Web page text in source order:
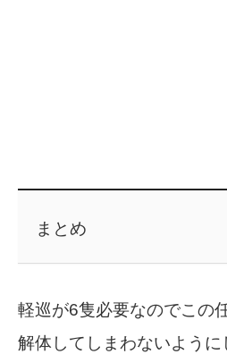
まとめ
軽巡が6隻必要なのでこの
解体してしまわないように